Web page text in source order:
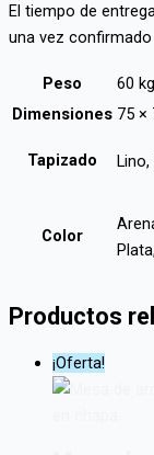
El tiempo de
una vez confirmado
Peso
60 kg
Dimensiones 75 ×
Tapizado
Color
Productos
¡Oferta!